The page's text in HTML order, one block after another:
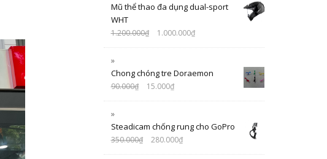
Mũ thể thao đa dụng dual-sport
WHT
1.200.000₫ 1.000.000₫
Chong chóng tre Doraemon
90.000₫ 15.000₫
Steadicam chống rung cho GoPro
350.000₫ 280.000₫